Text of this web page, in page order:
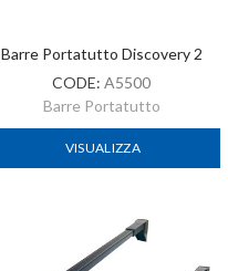
Barre Portatutto Discovery 2
CODE: A5500
Barre Portatutto
VISUALIZZA